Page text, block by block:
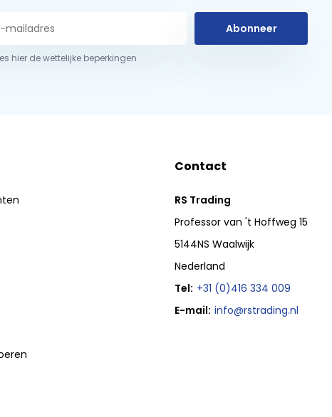
Abonneer
hier de wettelijke beperkingen
Contact
RS Trading
Professor van 't Hoffweg 15
5144NS Waalwijk
Nederland
Tel: +31 (0)416 334 009
E-mail: info@rstrading.nl